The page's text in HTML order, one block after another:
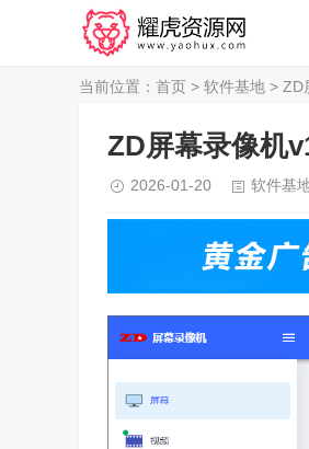
当前位置： 首页 > 软件基地 > ZD
ZD屏幕录像机
2026-01-20 软件基